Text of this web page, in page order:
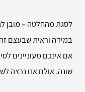
לסגת מהחלטה – מובן
במידה וראית שבעצם
אם אינכם מעוניינים
שונה. אולם אנו נרצה